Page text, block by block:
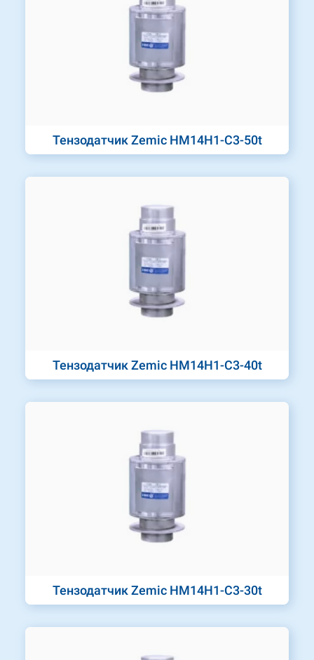
Тензодатчик Zemic HM14H1-C3-50t
Тензодатчик Zemic HM14H1-C3-40t
Тензодатчик Zemic HM14H1-C3-30t